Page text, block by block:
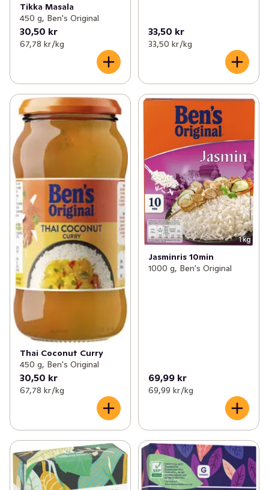
Tikka Masala
450 g, Ben's Original
30,50 kr
67,78 kr /kg
33,50 kr
33,50 kr /kg
Thai Coconut Curry
450 g, Ben's Original
30,50 kr
67,78 kr /kg
Jasminris 10min
1000 g, Ben's Original
69,99 kr
69,99 kr /kg